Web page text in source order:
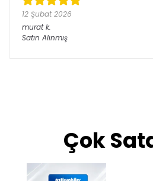
12 Şubat 2026
murat k.
Satın Alınmış
Çok